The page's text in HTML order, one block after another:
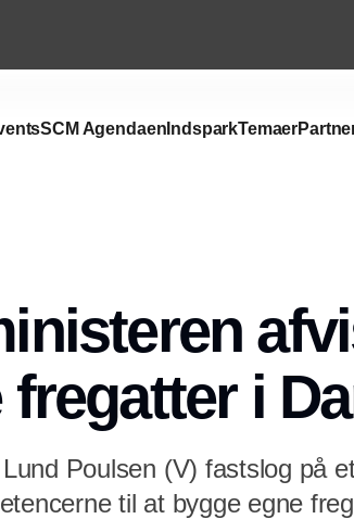
SCM Agendaen IndsparkTemaer
i
Poulsen (V) fastslog på
til at bygge egne